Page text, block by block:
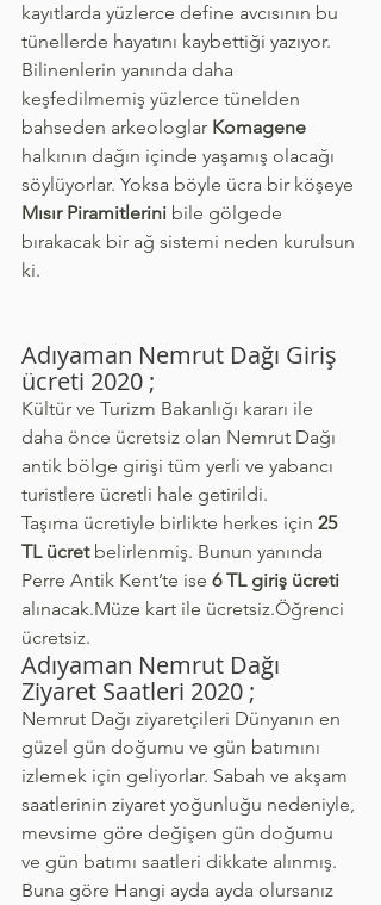
kayıtlarda yüzlerce define avcısının bu
tünellerde hayatını kaybettiği yazıyor.
Bilinenlerin yanında daha
keşfedilmemiş yüzlerce tünelden
bahseden arkeologlar Komagene
halkının dağın içinde yaşamış olacağı
söylüyorlar. Yoksa böyle ücra bir köşeye
Mısır Piramitlerini bile gölgede
bırakacak bir ağ sistemi neden kurulsun
ki.
Adıyaman Nemrut Dağı Giriş
ücreti 2020 ;
Kültür ve Turizm Bakanlığı kararı ile
daha önce ücretsiz olan Nemrut Dağı
antik bölge girişi tüm yerli ve yabancı
turistlere ücretli hale getirildi.
Taşıma ücretiyle birlikte herkes için 25
TL ücret belirlenmiş. Bunun yanında
Perre Antik Kent’te ise 6 TL giriş ücreti
alınacak.Müze kart ile ücretsiz.Öğrenci
ücretsiz.
Adıyaman Nemrut Dağı
Ziyaret Saatleri 2020 ;
Nemrut Dağı ziyaretçileri Dünyanın en
güzel gün doğumu ve gün batımını
izlemek için geliyorlar. Sabah ve akşam
saatlerinin ziyaret yoğunluğu nedeniyle,
mevsime göre değişen gün doğumu
ve gün batımı saatleri dikkate alınmış.
Buna göre Hangi ayda ayda olursanız